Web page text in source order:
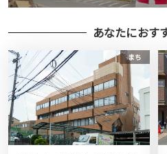
あなたにおす
まち